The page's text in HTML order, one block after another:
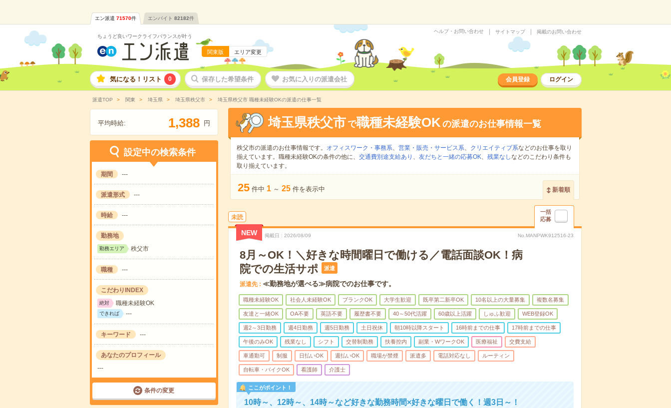
エン派遣 71570件 エンバイト 82182件
ちょうど良いワークライフバランスが叶う
関東版 エリア変更
ヘルプ・お問い合わせ サイトマップ 掲載のお問い合わせ
気になる！リスト 0 保存した希望条件 お気に入りの派遣会社 会員登録 ログイン
派遣TOP 関東 埼玉県 埼玉県秩父市 埼玉県秩父市 職種未経験OKの派遣の仕事一覧
平均時給: 1,388 円
設定中の検索条件
期間 ---
派遣形式 ---
時給 ---
勤務地
勤務エリア 秩父市
職種 ---
こだわりINDEX
絶対 職種未経験OK
できれば ---
キーワード ---
あなたのプロフィール
---
条件の変更
埼玉県秩父市 で職種未経験OKの派遣のお仕事情報一覧
秩父市の派遣のお仕事情報です。 オフィスワーク・事務系、 営業・販売・サービス系、 クリエイティブ系などのお仕事を取り
揃えています。職種未経験OKの条件の他に、 交通費別途支給あり 、 友だちと一緒の応募OK、 残業なしなどのこだわり条件も
取り揃えています。
25 件中 1 ～ 25 件を表示中 新着順
未読
一括
応募
NEW 掲載日 2026/08/09 No.MANPWK912516-23
8月～OK！＼好きな時間曜日で働ける／電話面談OK！病
院での生活サポ
派遣
派遣先 ≪勤務地が選べる≫病院でのお仕事です。
職種未経験OK 社会人未経験OK ブランクOK 大学生歓迎 既卒第二新卒OK 10名以上の大量募集 複数名募集
友達と一緒OK OA不要 英語不要 履歴書不要 40～50代活躍 60歳以上活躍 しゅふ歓迎 WEB登録OK
週2～3日勤務 週4日勤務 週5日勤務 土日祝休 朝10時以降スタート 16時前までの仕事 17時前までの仕事
午後のみOK 残業なし シフト 交替制勤務 扶養控内 副業・WワークOK 医療福祉 交費支給
車通勤可 制服 日払いOK 週払いOK 職場が禁煙 派遣多 電話対応なし ルーティン
自転車・バイクOK 看護師 介護士
ここがポイント！
10時～、12時～、14時～など好きな勤務時間×好きな曜日で働く！週3日～！